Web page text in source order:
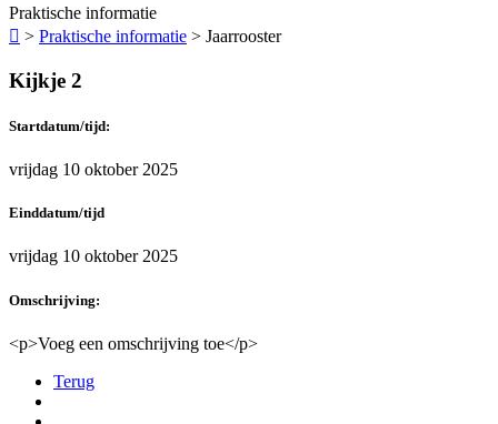
Praktische informatie
 > Praktische informatie > Jaarrooster
Kijkje 2
Startdatum/tijd:
vrijdag 10 oktober 2025
Einddatum/tijd
vrijdag 10 oktober 2025
Omschrijving:
<p>Voeg een omschrijving toe</p>
Terug